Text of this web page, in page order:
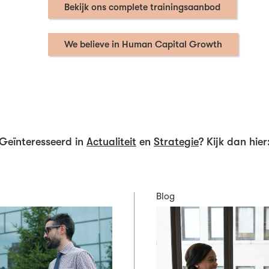
Bekijk ons complete trainingsaanbod
We believe in Human Capital Growth
in Actualiteit en Strategie? Kijk dan
Blog